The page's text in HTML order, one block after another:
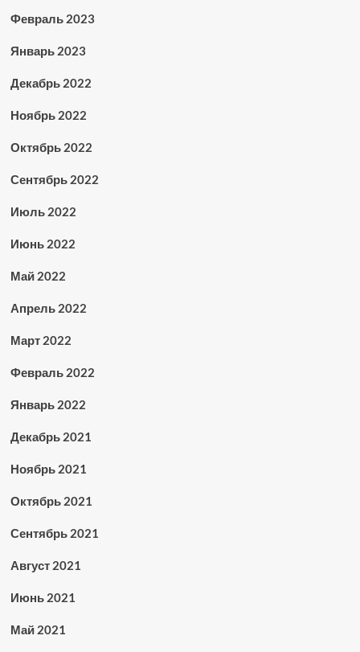
Февраль 2023
Январь 2023
Декабрь 2022
Ноябрь 2022
Октябрь 2022
Сентябрь 2022
Июль 2022
Июнь 2022
Май 2022
Апрель 2022
Март 2022
Февраль 2022
Январь 2022
Декабрь 2021
Ноябрь 2021
Октябрь 2021
Сентябрь 2021
Август 2021
Июнь 2021
Май 2021